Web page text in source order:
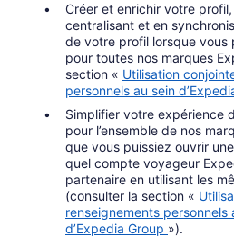
Créer et enrichir votre
centralisant et en
de votre profil lorsque vous
pour toutes nos marques
section « Utilisation
personnels au sein
Simplifier votre expérience
pour l’ensemble de nos
que vous puissiez ouvrir
quel compte voyageur
partenaire en utilisant les
(consulter la section «
renseignements personnels
d’Expedia Group »).